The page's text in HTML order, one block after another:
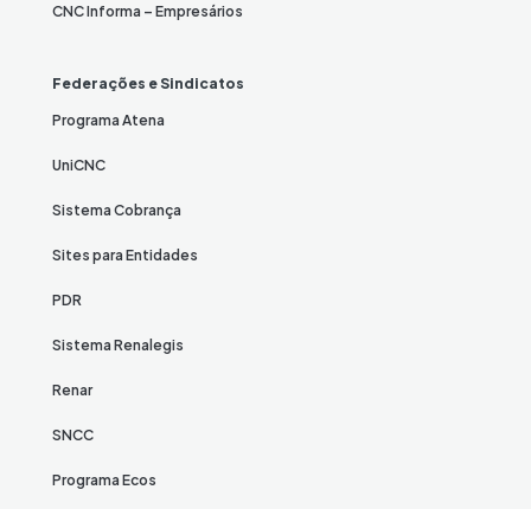
CNC Informa – Empresários
Federações e Sindicatos
Programa Atena
UniCNC
Sistema Cobrança
Sites para Entidades
PDR
Sistema Renalegis
Renar
SNCC
Programa Ecos